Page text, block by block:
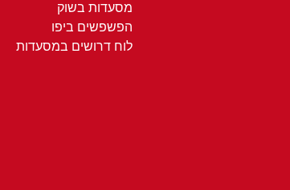
מסעדות בשוק
הפשפשים ביפו
לוח דרושים במסעדות